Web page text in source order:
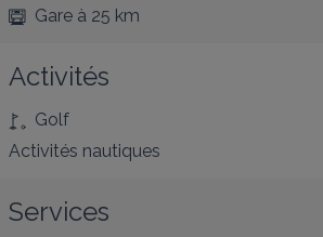
Gare à 25 km
Activités
Golf
Activités nautiques
Services